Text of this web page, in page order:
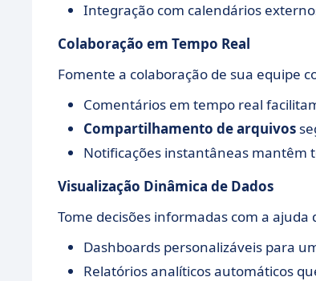
Integração com calendários
Colaboração em Tempo Real
Fomente a colaboração de sua equipe
Comentários em tempo real
Compartilhamento de arquivos
Notificações instantâneas mantêm
Visualização Dinâmica de Dados
Tome decisões informadas com a
Dashboards personalizáveis para
Relatórios analíticos automáticos